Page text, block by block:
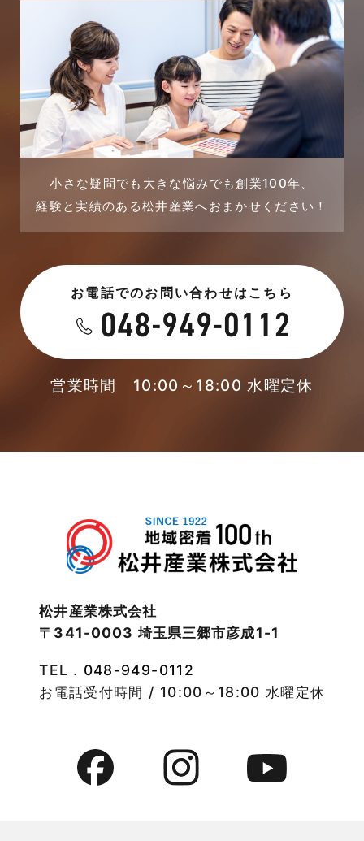
小さな疑問でも大きな悩みでも創業100年、
経験と実績のある松井産業へおまかせください！
お電話でのお問い合わせはこちら
営業時間 10:00～18:00 水曜定休
松井産業株式会社
〒341-0003 埼玉県三郷市彦成1-1
TEL． 048-949-0112
お電話受付時間 / 10:00～18:00 水曜定休